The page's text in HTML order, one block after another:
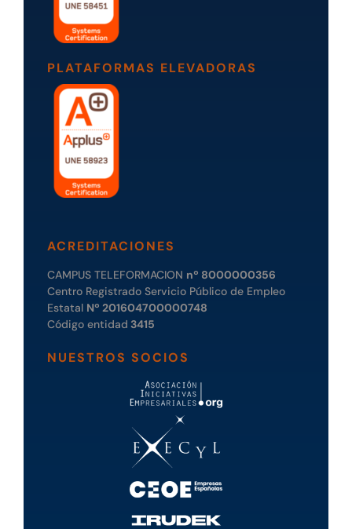
PLATAFORMAS ELEVADORAS
ACREDITACIONES
CAMPUS TELEFORMACION nº 8000000356
Centro Registrado Servicio Público de Empleo
Estatal Nº 201604700000748
Código entidad 3415
NUESTROS SOCIOS